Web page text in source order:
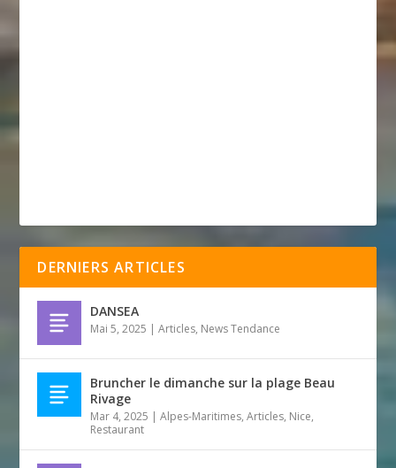
DERNIERS ARTICLES
DANSEA
Mai 5, 2025 |Articles, News Tendance
Bruncher le dimanche sur la plage Beau
Rivage
Mar 4, 2025 |Alpes-Maritimes,Articles, Nice,
Restaurant